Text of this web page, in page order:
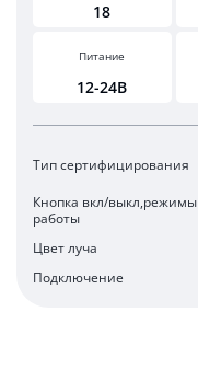
18
Питание
12-24В
Тип сертифицирования
Кнопка вкл/выкл,режимы
работы
Цвет луча
Подключение